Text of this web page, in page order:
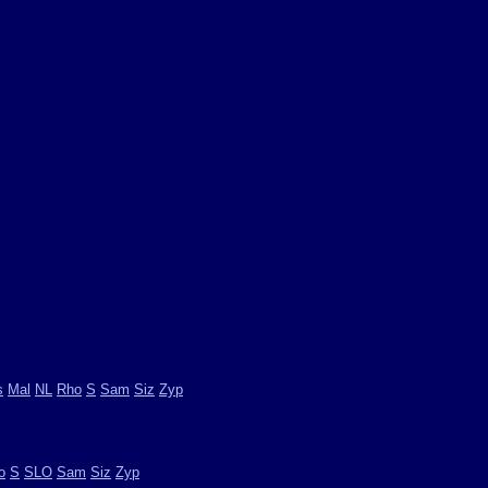
Mal NL Rho S Sam Siz Zyp
S SLO Sam Siz Zyp